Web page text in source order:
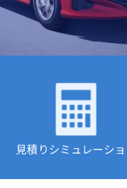
見積りシミュレーショ